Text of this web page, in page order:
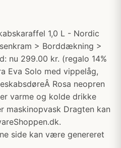
1,0 L - Nordic
> Borddækning >
nu 299.00 kr. (regalo 14%
Eva Solo med vippelåg,
Rosa neopren
varme og kolde drikke
maskinopvask Dragten kan
side kan være genereret